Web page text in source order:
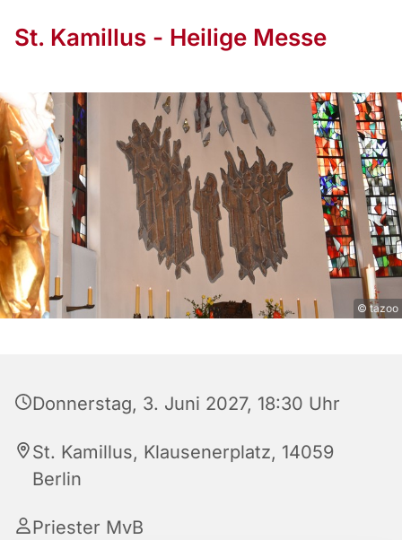
St. Kamillus - Heilige Messe
© tazoo
Donnerstag, 3. Juni 2027, 18:30 Uhr
St. Kamillus, Klausenerplatz, 14059
Berlin
Priester MvB